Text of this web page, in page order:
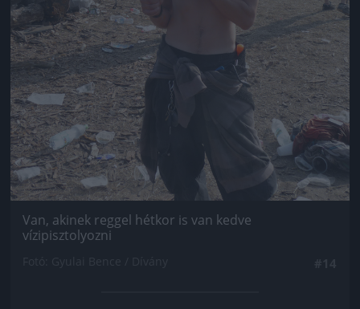
Van, akinek reggel hétkor is van kedve
vízipisztolyozni